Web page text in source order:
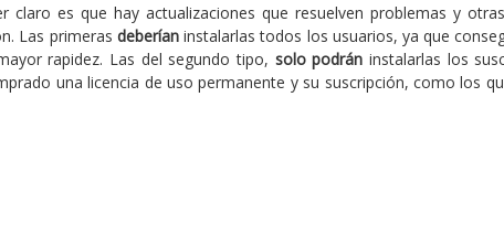
claro es que hay actualizaciones que resuelven problemas y
Las primeras deberíaninstalarlas todos los usuarios, ya que
rapidez. Las del segundo tipo, solo podrán instalarlas los
una licencia de uso permanente y su suscripción, como los